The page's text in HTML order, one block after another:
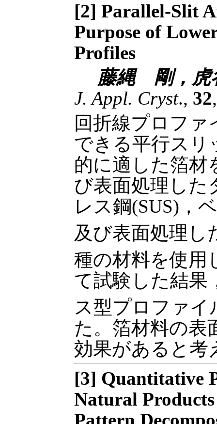
[2] Parallel-Slit
Purpose of
Profiles
藤縄 剛，虎
J. Appl. Cryst., 32
回折線プロフ
できる平行スリ
的に適した箔材
び表面処理した
レス鋼(SUS)，
及び表面処理し
種の材料を使用
て試験した結果
ス型プロファ
た。箔材料の表
効果があると考
[3] Quantitative
Natural
Pattern